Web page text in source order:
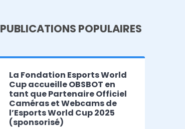
PUBLICATIONS POPULAIRES
La Fondation Esports World
Cup accueille OBSBOT en
tant que Partenaire Officiel
Caméras et Webcams de
l’Esports World Cup 2025
(sponsorisé)